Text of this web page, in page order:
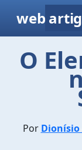
web
O
Por Dionísio